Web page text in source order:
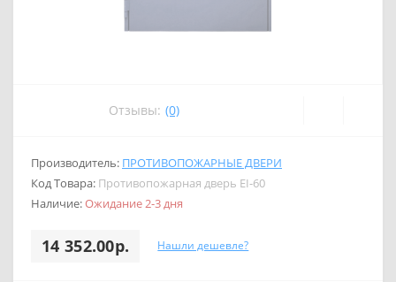
Отзывы: (0)
Производитель: ПРОТИВОПОЖАРНЫЕ ДВЕРИ
Код Товара: Противопожарная дверь EI-60
Наличие:Ожидание 2-3 дня
14 352.00р. Нашли дешевле?